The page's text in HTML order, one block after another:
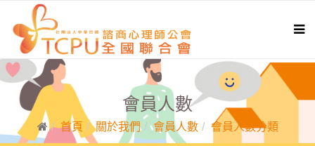
會員人數
首頁 關於我們 會員人數 會員人數分類